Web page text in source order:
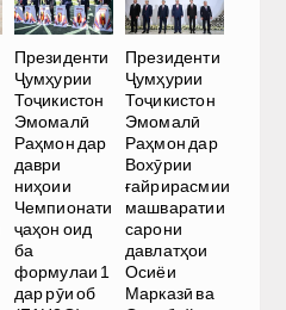
Президенти
Ҷумҳурии
Тоҷикистон
Эмомалӣ
Раҳмон дар
даври
ниҳоии
Чемпионати
ҷаҳон оид
ба
формулаи 1
дар рӯи об
Президенти
Ҷумҳурии
Тоҷикистон
Эмомалӣ
Раҳмон дар
Вохӯрии
ғайрирасмии
машваратии
сарони
давлатҳои
Осиёи
Марказӣ ва